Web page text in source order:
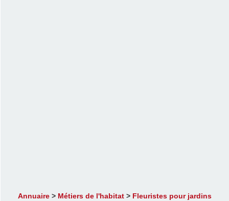
Annuaire> Métiers de l'habitat> Fleuristes pour jardins